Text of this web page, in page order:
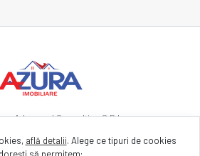
Advanced Consulting S.R.L.
află detalii. Alege ce tipuri de cookies